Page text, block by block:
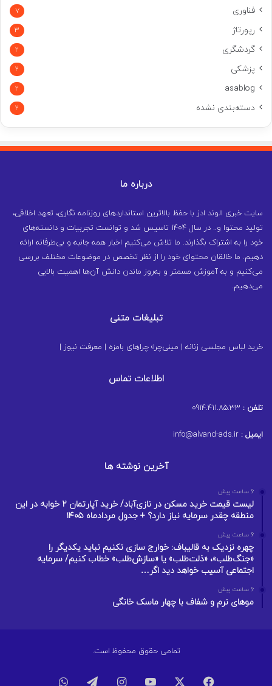
فناوری 7
رپورتاژ 3
گردشگری 2
پزشکی 2
asablog
2
دسته‌بندی نشده 2
درباره ما
سایت خبری الوند ادز با حفظ بالاترین استانداردهای روزنامه نگاری، تعهد اخلاقی،
تولید محتوا و.. در سال ۱۴۰۴ تاسیس شد و توانست تجربیات و دانسته‌های
خود را به اشتراک بگذارند. ما تلاش می‌کنیم اخبار همه جانبه و بی‌طرفانه ارائه
دهیم. ما خالقان محتوای خود را از نظر تخصص در موضوعات مختلف بررسی
می‌کنیم و به آموزش مسمتر و به‌روز ماندن دانش آن‌ها اهمیت بالایی
می‌دهیم.
تبلیغات متنی
خرید لباس مجلسی زنانه | مینی‌چرا؛ چراهای بامزه | معرفت نیوز |
اطلاعات تماس
تلفن :
ایمیل :
آخرین نوشته ها
6 ساعت پیش
لیست قیمت خرید مسکن در نازی‌آباد/ خرید آپارتمان ۲ خوابه در این
منطقه چقدر سرمایه نیاز دارد؟ + جدول مردادماه ۱۴۰۵
6 ساعت پیش
چهره نزدیک به قالیباف: خوارج سازی نکنیم نباید یکدیگر را
«جنگ‌طلب»، «ذلت‌طلب» یا «سازش‌طلب» خطاب کنیم/ سرمایه
اجتماعی آسیب خواهد دید اگر…
6 ساعت پیش
موهای نرم و شفاف با چهار ماسک خانگی
تمامی حقوق محفوظ است.
فیسبوک ایکسیوتیوباینستاگرامتلگرامواتس